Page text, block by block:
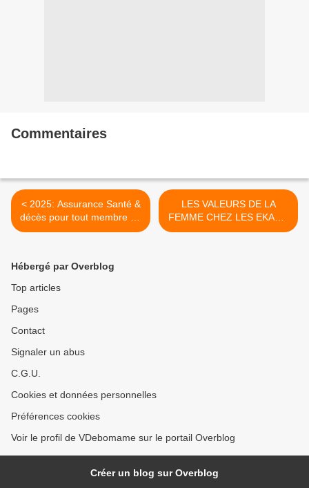
Commentaires
< 2025: Assurance Santé &
décès pour tout membre de
Génération Ekang
LES VALEURS DE LA
FEMME CHEZ LES EKANG
>
Hébergé par Overblog
Top articles
Pages
Contact
Signaler un abus
C.G.U.
Cookies et données personnelles
Préférences cookies
Voir le profil de VDebomame sur le portail Overblog
Créer un blog sur Overblog